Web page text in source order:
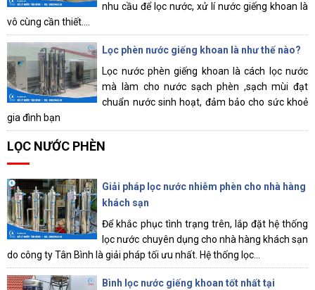
nhu cầu để lọc nước, xử lí nước giếng khoan là
vô cùng cần thiết....
Lọc phèn nước giếng khoan là như thế nào?
Lọc nước phèn giếng khoan là cách lọc nước
mà làm cho nước sạch phèn ,sạch mùi đạt
chuẩn nước sinh hoạt, đảm bảo cho sức khoẻ
gia đình bạn
LỌC NƯỚC PHÈN
Giải pháp lọc nước nhiễm phèn cho nhà hàng
khách sạn
Để khắc phục tình trạng trên, lắp đặt hệ thống
lọc nước chuyên dụng cho nhà hàng khách sạn
do công ty Tân Bình là giải pháp tối ưu nhất. Hệ thống lọc...
Bình lọc nước giếng khoan tốt nhất tại